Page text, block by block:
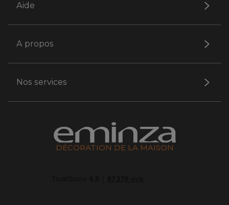
Aide
A propos
Nos services
DÉCORATION DE LA MAISON